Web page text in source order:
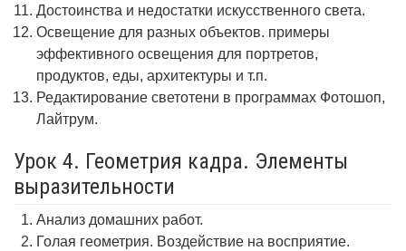
Достоинства и недостатки искусственного света.
Освещение для разных объектов. примеры
эффективного освещения для портретов,
продуктов, еды, архитектуры и т.п.
Редактирование светотени в программах Фотошоп,
Лайтрум.
Урок 4. Геометрия кадра. Элементы
выразительности
Анализ домашних работ.
Голая геометрия. Воздействие на восприятие.